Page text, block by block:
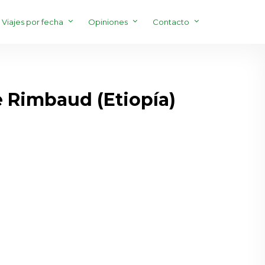
Viajes por fecha Opiniones Contacto
Rimbaud (Etiopía)